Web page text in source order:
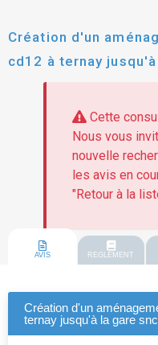
Création d'un
cd12 à ternay
rhône
Cette
Nous vous
nouvelle
les avis en
"Retour à la
AVIS REGLEMENT
Création d'un
ternay jusqu'à la gare